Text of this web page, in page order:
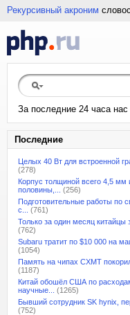
Рекурсивный акроним
За последние 24 часа нас
Последние
Целых 40 Вт для встроенной
(278)
Корпус толщиной всего 4,5 мм
половины,...
(256)
Подготовительные работы по
с...
(761)
Только за один месяц китайцы
(762)
Subaru тратит по $10 000 на
(1054)
Память на чипах CXMT
(1187)
Китай обошёл США по
научные...
(1265)
Бывший сотрудник SK hynix,
(752)